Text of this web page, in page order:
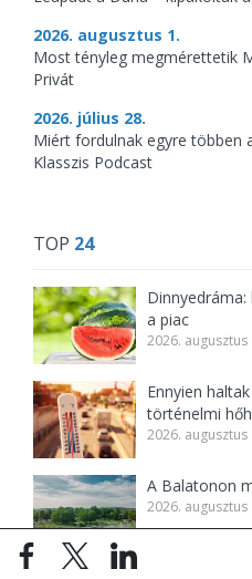
2026. augusztus 1.
Most tényleg megmérettetik
Privát
2026. július 28.
Miért fordulnak egyre többen
Klasszis Podcast
TOP 24
a piac
2026. augusztus
Ennyien
történelmi
2026. augusztus
A Balatonon
2026. augusztus